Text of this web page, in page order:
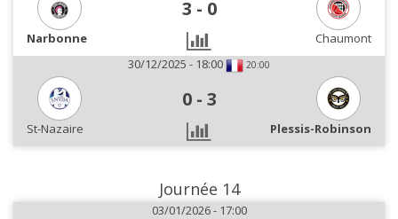
3 - 0
Narbonne
Chaumont
30/12/2025 - 18:00
20:00
0 - 3
St-Nazaire Plessis-Robinson
Journée 14
03/01/2026 - 17:00